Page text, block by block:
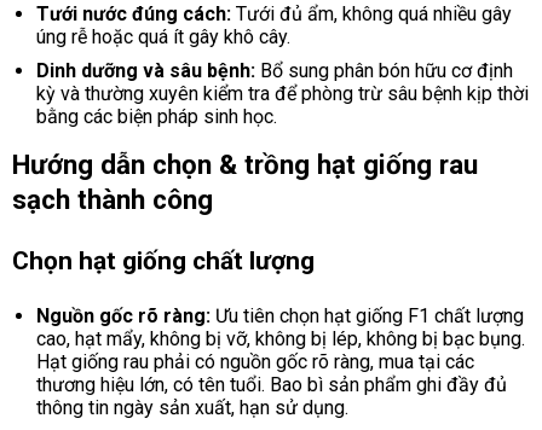
Tưới nước đúng cách: Tưới đủ ẩm, không quá nhiều gây
úng rễ hoặc quá ít gây khô cây.
Dinh dưỡng và sâu bệnh: Bổ sung phân bón hữu cơ định
kỳ và thường xuyên kiểm tra để phòng trừ sâu bệnh kịp thời
bằng các biện pháp sinh học.
Hướng dẫn chọn & trồng hạt giống rau
sạch thành công
Chọn hạt giống chất lượng
Nguồn gốc rõ ràng: Ưu tiên chọn hạt giống F1 chất lượng
cao, hạt mẩy, không bị vỡ, không bị lép, không bị bạc bụng.
Hạt giống rau phải có nguồn gốc rõ ràng, mua tại các
thương hiệu lớn, có tên tuổi. Bao bì sản phẩm ghi đầy đủ
thông tin ngày sản xuất, hạn sử dụng.